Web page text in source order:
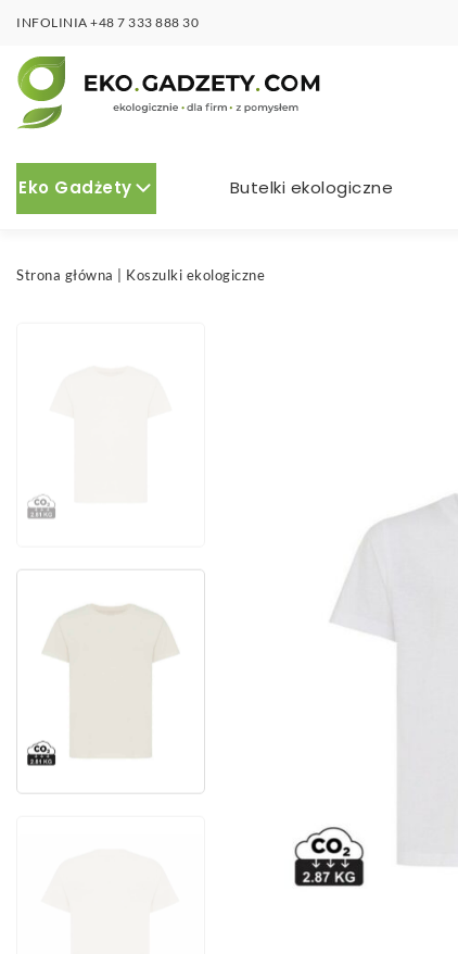
INFOLINIA +48 7 333 888 30
Eko Gadżety Butelki ekologiczne
Strona główna Koszulki ekologiczne